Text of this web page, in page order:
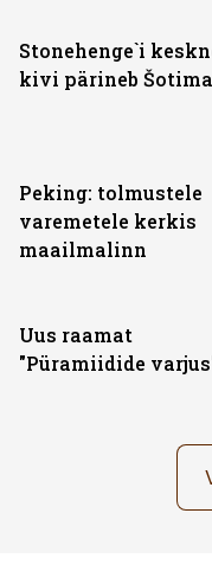
Stonehenge`i
kivi pärineb
Peking: tolmustele
varemetele kerkis
maailmalinn
Uus raamat
"Püramiidide